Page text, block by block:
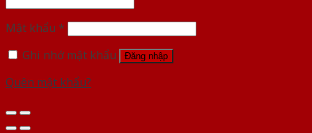
Mật khẩu *
Ghi nhớ mật khẩu
Đăng nhập
Quên mật khẩu?